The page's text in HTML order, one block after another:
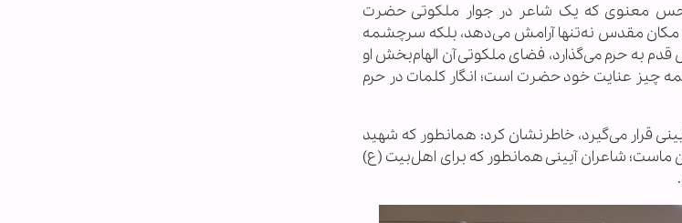
حس معنوی‌ که یک شاعر در جوار ملکوتی حضرت
مکان مقدس نه‌تنها آرامش می‌دهد، بلکه سرچشمه
به حرم می‌گذارد، فضای ملکوتی آن الهام‌بخش او
چیز عنایت خود حضرت است؛ انگار کلمات در حرم
قرار می‌گیرد، خاطرنشان کرد: همانطور که شهید
شاعران آیینی همانطور که برای اهل‌بیت (ع)